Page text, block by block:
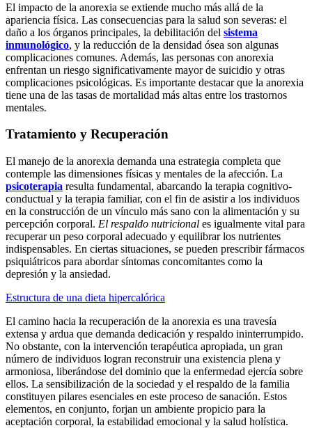
El impacto de la anorexia se extiende mucho más allá de la
apariencia física. Las consecuencias para la salud son severas: el
daño a los órganos principales, la debilitación del sistema
inmunológico, y la reducción de la densidad ósea son algunas
complicaciones comunes. Además, las personas con anorexia
enfrentan un riesgo significativamente mayor de suicidio y otras
complicaciones psicológicas. Es importante destacar que la anorexia
tiene una de las tasas de mortalidad más altas entre los trastornos
mentales.
Tratamiento y Recuperación
El manejo de la anorexia demanda una estrategia completa que
contemple las dimensiones físicas y mentales de la afección. La
psicoterapia resulta fundamental, abarcando la terapia cognitivo-
conductual y la terapia familiar, con el fin de asistir a los individuos
en la construcción de un vínculo más sano con la alimentación y su
percepción corporal. El respaldo nutricional es igualmente vital para
recuperar un peso corporal adecuado y equilibrar los nutrientes
indispensables. En ciertas situaciones, se pueden prescribir fármacos
psiquiátricos para abordar síntomas concomitantes como la
depresión y la ansiedad.
Estructura de una dieta hipercalórica
El camino hacia la recuperación de la anorexia es una travesía
extensa y ardua que demanda dedicación y respaldo ininterrumpido.
No obstante, con la intervención terapéutica apropiada, un gran
número de individuos logran reconstruir una existencia plena y
armoniosa, liberándose del dominio que la enfermedad ejercía sobre
ellos. La sensibilización de la sociedad y el respaldo de la familia
constituyen pilares esenciales en este proceso de sanación. Estos
elementos, en conjunto, forjan un ambiente propicio para la
aceptación corporal, la estabilidad emocional y la salud holística.